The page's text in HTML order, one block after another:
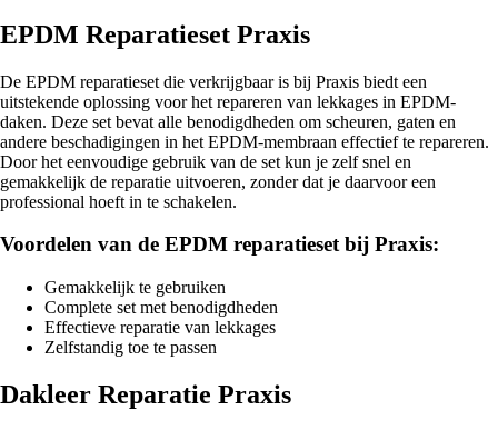
EPDM Reparatieset Praxis
De EPDM reparatieset die verkrijgbaar is bij Praxis biedt een
uitstekende oplossing voor het repareren van lekkages in EPDM-
daken. Deze set bevat alle benodigdheden om scheuren, gaten en
andere beschadigingen in het EPDM-membraan effectief te repareren.
Door het eenvoudige gebruik van de set kun je zelf snel en
gemakkelijk de reparatie uitvoeren, zonder dat je daarvoor een
professional hoeft in te schakelen.
Voordelen van de EPDM reparatieset bij Praxis:
Gemakkelijk te gebruiken
Complete set met benodigdheden
Effectieve reparatie van lekkages
Zelfstandig toe te passen
Dakleer Reparatie Praxis